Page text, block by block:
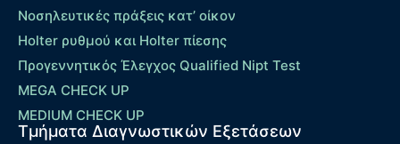
Νοσηλευτικές πράξεις κατ’ οίκον
Holter ρυθμού και Holter πίεσης
Προγεννητικός Έλεγχος Qualified Nipt Test
MEGA CHECK UP
MEDIUM CHECK UP
Τμήματα Διαγνωστικών Εξετάσεων